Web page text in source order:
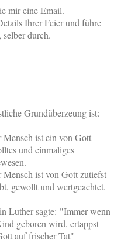
mir eine Email.
Ihrer Feier und führe
durch.
Grundüberzeung ist:
Mensch ist ein von Gott
und einmaliges
Mensch ist von Gott zutiefst
gewollt und wertgeachtet.
Luther sagte: "Immer wenn
geboren wird, ertappst
auf frischer Tat"